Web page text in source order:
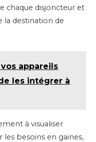
chaque disjoncteur et
la destination de
appareils
les intégrer à
à visualiser
les besoins en gaines,